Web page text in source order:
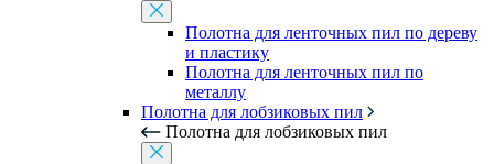
Полотна для ленточных пил по дереву
и пластику
Полотна для ленточных пил по
металлу
Полотна для лобзиковых пил
Полотна для лобзиковых пил